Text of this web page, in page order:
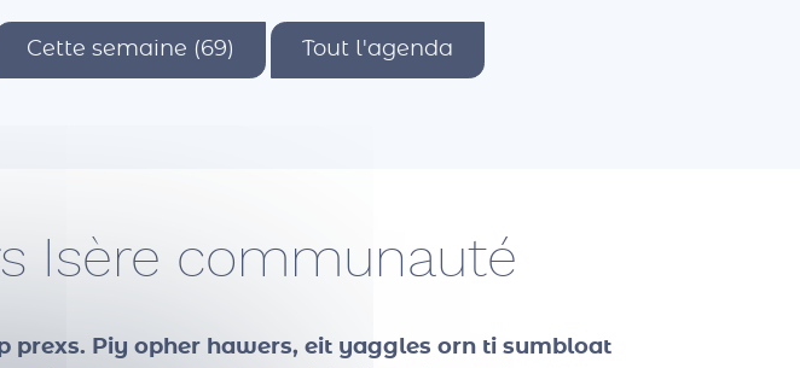
Cette semaine (69) Tout l'agenda
Isère communauté
prexs. Piy opher hawers, eit yaggles orn ti sumbloat